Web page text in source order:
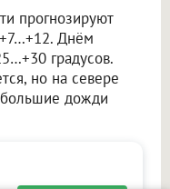
прогнозируют
Днём
градусов.
но на севере
дожди